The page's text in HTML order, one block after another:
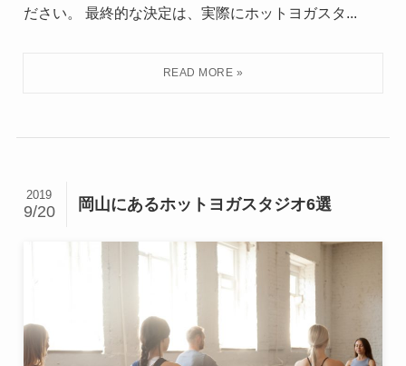
ださい。 最終的な決定は、実際にホットヨガスタ...
岡山にあるホットヨガスタジオ6選
2019
9/20